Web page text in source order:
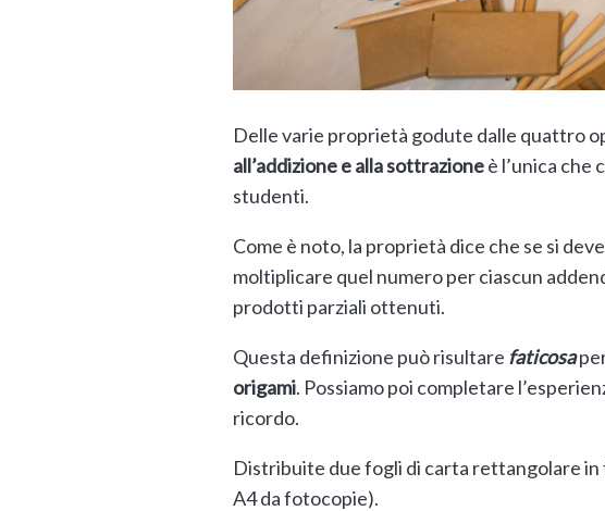
Delle varie proprietà godute dalle quattro
all’addizione e alla sottrazioneè l’unica che
studenti.
Come è noto, la proprietà dice che se si
moltiplicare quel numero per ciascun
prodotti parziali ottenuti.
Questa definizione può risultare faticosa
origami. Possiamo poi completare
ricordo.
Distribuite due fogli di carta rettangolare
A4 da fotocopie).